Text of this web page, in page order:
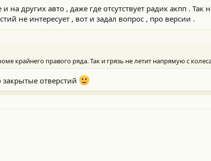
на других авто , даже где отсутствует радик акпп . Так
не интересует , вот и задал вопрос , про версии .
крайнего правого ряда. Так и грязь не летит напрямую с
закрытые отверстий